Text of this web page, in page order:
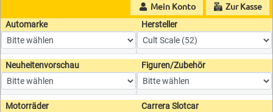
Mein Konto Zur Kasse
Automarke Hersteller
Neuheitenvorschau Figuren/Zubehör
Motorräder Carrera Slotcar